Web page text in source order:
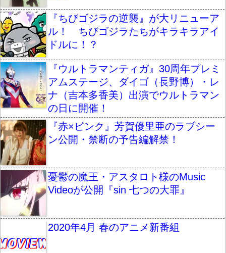
『ちびゴジラの逆襲』が大リニューア
ル！ ちびゴジラたちがキラキラアイ
ドルに！？
『ウルトラマンティガ』30周年プレミ
アムステージ、ダイゴ（長野博）・レ
ナ（吉本多香美）出演でウルトラマン
の日に開催！
『赤×ピンク』芳賀優里亜のラブシー
ン公開・禁断の予告編解禁！
憂鬱の魔王・アスタロト様のMusic
Videoが公開『sin 七つの大罪』
2020年4月 春のアニメ新番組